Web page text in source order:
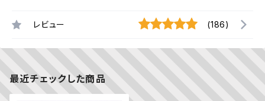
レビュー (186)
最近チェックした商品